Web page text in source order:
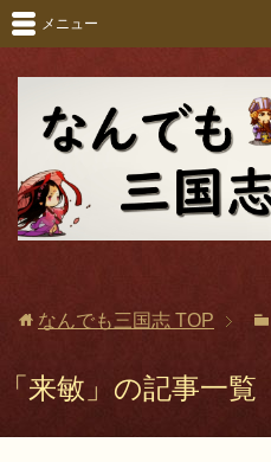
メニュー
なんでも三国志 TOP
「来敏」の記事一覧